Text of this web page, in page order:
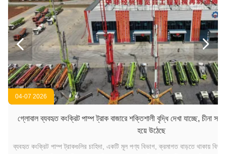
04-07 2026
গ্লোবাল ব্যবহৃত কংক্রিট পাম্প ট্রাক বাজারে শক্তিশালী বৃদ্ধি দেখা যাচ্ছে, চীনা
হয়ে উঠেছে
ব্যবহৃত কংক্রিট পাম্প ট্রাকগুলির চাহিদা, একটি মূল পণ্য বিভাগ, ক্রমাগত বাড়তে থাকায়
 